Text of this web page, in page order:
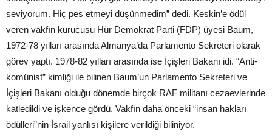
seviyorum. Hiç pes etmeyi düşünmedim” dedi. Keskin’e ödül
veren vakfın kurucusu Hür Demokrat Parti (FDP) üyesi Baum,
1972-78 yılları arasında Almanya’da Parlamento Sekreteri olarak
görev yaptı. 1978-82 yılları arasında ise İçişleri Bakanı idi. “Anti-
komünist” kimliği ile bilinen Baum’un Parlamento Sekreteri ve
İçişleri Bakanı olduğu dönemde birçok RAF militanı cezaevlerinde
katledildi ve işkence gördü. Vakfın daha önceki “insan hakları
ödülleri”nin İsrail yanlısı kişilere verildiği biliniyor.